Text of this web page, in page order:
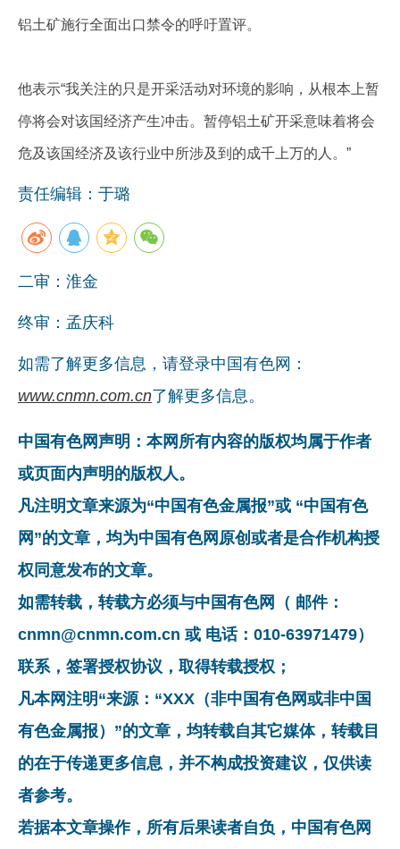
铝土矿施行全面出口禁令的呼吁置评。
他表示“我关注的只是开采活动对环境的影响，从根本上暂
停将会对该国经济产生冲击。暂停铝土矿开采意味着将会
危及该国经济及该行业中所涉及到的成千上万的人。”
责任编辑：于璐
二审：淮金
终审：孟庆科
如需了解更多信息，请登录中国有色网：
www.cnmn.com.cn了解更多信息。
中国有色网声明：本网所有内容的版权均属于作者
或页面内声明的版权人。
凡注明文章来源为“中国有色金属报”或 “中国有色
网”的文章，均为中国有色网原创或者是合作机构授
权同意发布的文章。
如需转载，转载方必须与中国有色网（ 邮件：
cnmn@cnmn.com.cn 或 电话：010-63971479）
联系，签署授权协议，取得转载授权；
凡本网注明“来源：“XXX（非中国有色网或非中国
有色金属报）”的文章，均转载自其它媒体，转载目
的在于传递更多信息，并不构成投资建议，仅供读
者参考。
若据本文章操作，所有后果读者自负，中国有色网